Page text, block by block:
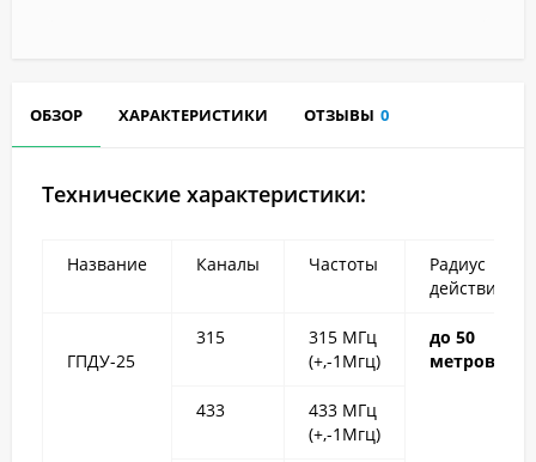
ОБЗОР ХАРАКТЕРИСТИКИ ОТЗЫВЫ 0
Технические характеристики:
Название Каналы Частоты
Радиус
действия
ГПДУ-25
315
315 МГц
(+,-1Мгц)
до 50
метров
433
433 МГц
(+,-1Мгц)